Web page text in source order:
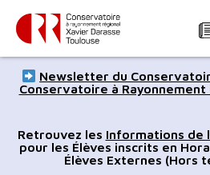
Panneau de gestion des cookies
Aller
au
principal
à
navigation
à
Newsletter du
Conservatoire à Rayonnement
Retrouvez les Informations de
pour les Élèves inscrits en
Élèves Externes (Hors